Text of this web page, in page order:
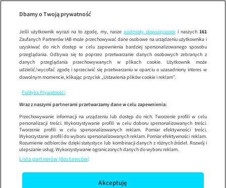
Wypróbuj aplikację mobilną
Korzystaj z łatwiejszej nawigacji i ciesz się szybszym
Dbamy o Twoją prywatność
Jeśli użytkownik wyrazi na to zgodę, my, nasze podmioty stowarzyszonei naszych 161
Zaufanych Partnerów IAB może przechowywać dane osobowe na urządzeniu użytkownika i
uzyskiwać do nich dostęp w celu zapewnienia bardziej spersonalizowanego sposobu
przeglądania. Odbywa się to poprzez przetwarzanie danych osobowych zebranych z
danych przeglądania przechowywanych w plikach cookie. Użytkownik może
udzielić/wycofać zgodę i sprzeciwić się przetwarzaniu w oparciu o uzasadniony interes w
dowolnym momencie, klikając przycisk „Ustawienia plików cookie i reklam”.
Polityka Prywatności
Wraz z naszymi partnerami przetwarzamy dane w celu zapewnienia:
Przechowywanie informacji na urządzeniu lub dostęp do nich. Tworzenie profili w celu
personalizacji treści. Wykorzystywanie profili w celu doboru spersonalizowanych treści.
Tworzenie profili w celu spersonalizowanych reklam. Pomiar efektywności treści.
Wykorzystanie profili do wyboru spersonalizowanych reklam. Pomiar efektywności reklam.
Rozumienie odbiorców dzięki statystyce lub kombinacji danych z różnych źródeł. Rozwój i
ulepszanie usług. Wykorzystywanie ograniczonych danych do wyboru reklam.
Lista partnerów (dostawców)
Akceptuję